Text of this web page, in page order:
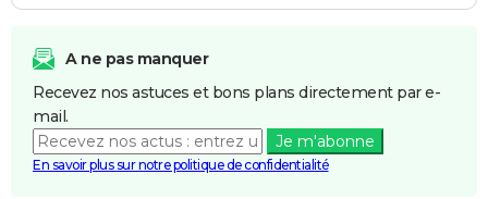
A ne pas manquer
Recevez nos astuces et bons plans directement par e-
mail.
Je m'abonne
En savoir plus sur notre politique de confidentialité